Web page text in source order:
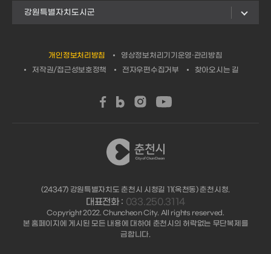
강원특별자치도시군
개인정보처리방침
영상정보처리기기운영·관리방침
저작권/접근성보호정책
전자우편수집거부 찾아오시는 길
(24347) 강원특별자치도 춘천시 시청길 11(옥천동) 춘천시청.
대표전화 : 033.250.3114
Copyright 2022. Chuncheon City. All rights reserved.
본 홈페이지에 게시된 모든 내용에 대하여 춘천시의 허락없는 무단복제를
금합니다.